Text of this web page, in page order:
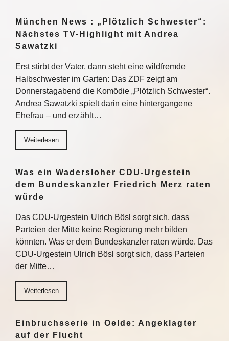
München News : „Plötzlich Schwester“:
Nächstes TV-Highlight mit Andrea
Sawatzki
Erst stirbt der Vater, dann steht eine wildfremde
Halbschwester im Garten: Das ZDF zeigt am
Donnerstagabend die Komödie „Plötzlich Schwester“.
Andrea Sawatzki spielt darin eine hintergangene
Ehefrau – und erzählt…
Weiterlesen
Was ein Wadersloher CDU-Urgestein
dem Bundeskanzler Friedrich Merz raten
würde
Das CDU-Urgestein Ulrich Bösl sorgt sich, dass
Parteien der Mitte keine Regierung mehr bilden
könnten. Was er dem Bundeskanzler raten würde. Das
CDU-Urgestein Ulrich Bösl sorgt sich, dass Parteien
der Mitte…
Weiterlesen
Einbruchsserie in Oelde: Angeklagter
auf der Flucht